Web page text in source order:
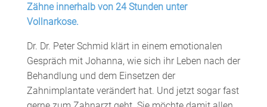
Zähne innerhalb von 24 Stunden unter
Vollnarkose.
Dr. Dr. Peter Schmid klärt in einem emotionalen
Gespräch mit Johanna, wie sich ihr Leben nach der
Behandlung und dem Einsetzen der
Zahnimplantate verändert hat. Und jetzt sogar fast